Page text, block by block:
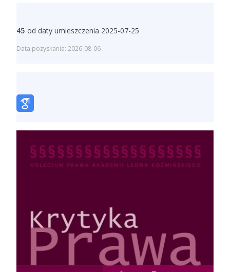
45 od daty umieszczenia 2025-07-25
Data pozyskania: 2026-08-06